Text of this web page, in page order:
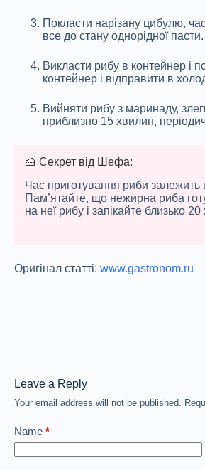
Покласти нарізану цибулю,
все до стану однорідної пасти.
Викласти рибу в контейнер і
контейнер і відправити в
Вийняти рибу з маринаду,
приблизно 15 хвилин,
🍰 Секрет від Шефа:
Час приготування риби залежить
Пам’ятайте, що нежирна риба
на неї рибу і запікайте близько
Оригінал статті: www.gastronom.ru
Leave a Reply
Your email address will not be published.
Name *